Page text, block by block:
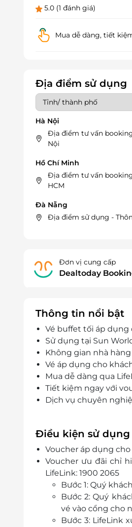
5.0 (1 đánh giá)
Mua dễ dàng, tiết
Địa điểm sử dụng
Hà Nội
Địa điểm tư vấn
Nội
Hồ Chí Minh
Địa điểm tư vấn booking
HCM
Đà Nẵng
Địa điểm sử dụng -
Đơn vị cung cấp
Dealtoday
Thông tin nổi bật
Vé buffet tối áp dụng
Sử dụng tại Sun
Không gian nhà
Vé áp dụng cho
Mua dễ dàng qua
Tiết kiệm ngay với
Dịch vụ chuyên
Điều kiện sử dụng
Voucher áp dụng
Voucher ưu đãi chỉ
LifeLink: 1900 2065
Bước 1: Quý
Bước 2: Quý
vé vào cổng cho
Bước 3: LifeLink